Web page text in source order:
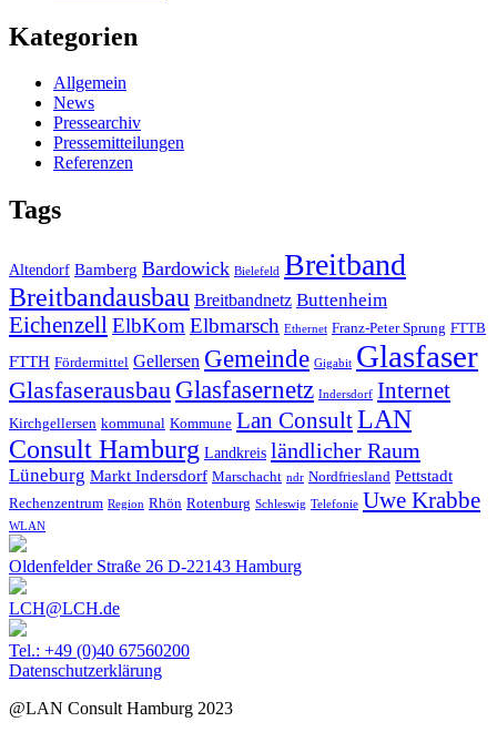
Kategorien
Allgemein
News
Pressearchiv
Pressemitteilungen
Referenzen
Tags
Altendorf Bamberg Bardowick Bielefeld Breitband
Breitbandausbau Breitbandnetz Buttenheim
Eichenzell ElbKomElbmarsch Ethernet Franz-Peter Sprung FTTB
FTTH Fördermittel Gellersen Gemeinde Gigabit Glasfaser
Glasfaserausbau Glasfasernetz Indersdorf Internet
Kirchgellersen kommunal Kommune Lan ConsultLAN
Consult Hamburg Landkreis ländlicher Raum
Lüneburg Markt Indersdorf Marschacht ndr Nordfriesland Pettstadt
Rechenzentrum Region Rhön Rotenburg Schleswig Telefonie Uwe Krabbe
WLAN
Oldenfelder Straße 26 D-22143 Hamburg
LCH@LCH.de
Tel.: +49 (0)40 67560200
Datenschutzerklärung
@LAN Consult Hamburg 2023